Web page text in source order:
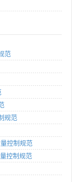
范
规范
控制规范
控制规范